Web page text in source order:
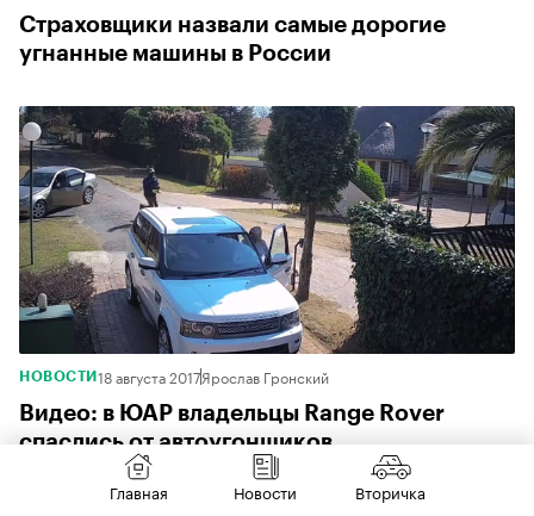
Страховщики назвали самые дорогие
угнанные машины в России
НОВОСТИ 18 августа 2017Ярослав Гронский
Видео: в ЮАР владельцы Range Rover
спаслись от автоугонщиков
Главная Новости Вторичка